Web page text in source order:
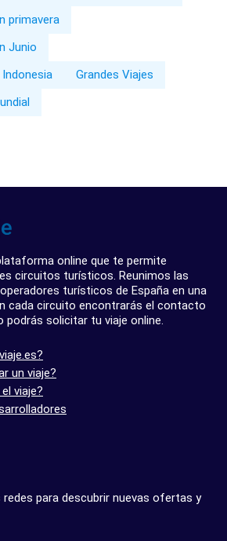
primavera
Junio
Grandes Viajes
online que te permite
circuitos turísticos. Reunimos las
turísticos de España en una
cada circuito encontrarás el contacto
podrás solicitar tu viaje online.
un viaje?
viaje?
para descubrir nuevas ofertas y